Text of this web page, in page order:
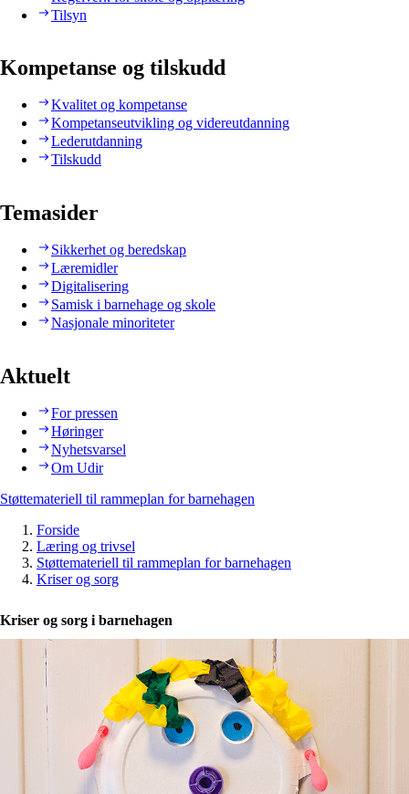
Tilsyn
Kompetanse og tilskudd
Kvalitet og kompetanse
Kompetanseutvikling og videreutdanning
Lederutdanning
Tilskudd
Temasider
Sikkerhet og beredskap
Læremidler
Digitalisering
Samisk i barnehage og skole
Nasjonale minoriteter
Aktuelt
For pressen
Høringer
Nyhetsvarsel
Om Udir
Støttemateriell til rammeplan for barnehagen
Forside
Læring og trivsel
Støttemateriell til rammeplan for barnehagen
Kriser og sorg
Kriser og sorg i barnehagen